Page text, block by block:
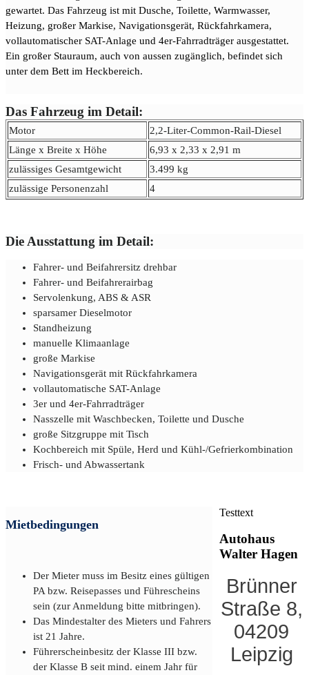
gewartet. Das Fahrzeug ist mit Dusche, Toilette, Warmwasser,
Heizung, großer Markise, Navigationsgerät, Rückfahrkamera,
vollautomatischer SAT-Anlage und 4er-Fahrradträger ausgestattet.
Ein großer Stauraum, auch von aussen zugänglich, befindet sich
unter dem Bett im Heckbereich.
Das Fahrzeug im Detail:
Motor
2,2-Liter-Common-Rail-Diesel
Länge x Breite x Höhe
6,93 x 2,33 x 2,91 m
zulässiges Gesamtgewicht
3.499 kg
zulässige Personenzahl
4
Die Ausstattung im Detail:
Fahrer- und Beifahrersitz drehbar
Fahrer- und Beifahrerairbag
Servolenkung, ABS & ASR
sparsamer Dieselmotor
Standheizung
manuelle Klimaanlage
große Markise
Navigationsgerät mit Rückfahrkamera
vollautomatische SAT-Anlage
3er und 4er-Fahrradträger
Nasszelle mit Waschbecken, Toilette und Dusche
große Sitzgruppe mit Tisch
Kochbereich mit Spüle, Herd und Kühl-/Gefrierkombination
Frisch- und Abwassertank
Mietbedingungen
Der Mieter muss im Besitz eines gültigen
PA bzw. Reisepasses und Führescheins
sein (zur Anmeldung bitte mitbringen).
Das Mindestalter des Mieters und Fahrers
ist 21 Jahre.
Führerscheinbesitz der Klasse III bzw.
der Klasse B seit mind. einem Jahr für
Testtext
Autohaus
Walter Hagen
Brünner
Straße 8,
04209
Leipzig